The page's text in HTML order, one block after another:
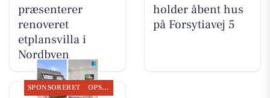
præsenterer
renoveret
etplansvilla i
Nordbyen
holder åbent hus
på Forsytiavej 5
SPONSORERET OPSLAGSTAVLEN